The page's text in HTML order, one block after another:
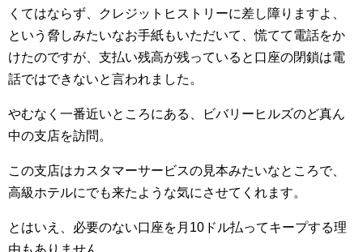
くてはならず、クレジットヒストリーに差し障りますよ、
という脅しみたいなお手紙もいただいて、慌てて電話をか
けたのですが、支払い残高が残っていると口座の閉鎖は電
話ではできないと言われました。
やむなく一番近いところにある、ビバリーヒルズのど真ん
中の支店を訪問。
この支店はカスタマーサービスの見本みたいなところで、
高級ホテルにでも来たような気にさせてくれます。
とはいえ、必要のない口座を月10ドル払ってキープする理
由もありません。